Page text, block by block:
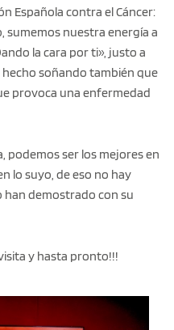
Española contra el Cáncer:
sumemos nuestra energía a
la cara por ti», justo a
hecho soñando también que
provoca una enfermedad
podemos ser los mejores en
lo suyo, de eso no hay
han demostrado con su
y hasta pronto!!!